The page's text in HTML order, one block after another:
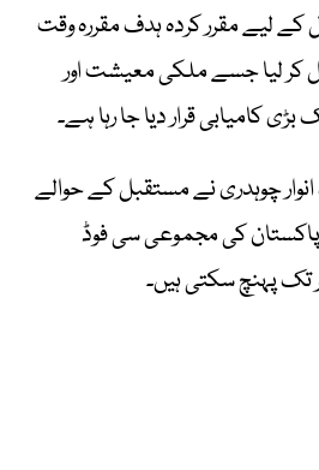
لیے مقرر کردہ ہدف مقررہ وقت
کر لیا جسے ملکی معیشت اور
کامیابی قرار دیا جا رہا ہے۔
انوار چوہدری نے مستقبل کے حوالے
کی مجموعی سی فوڈ